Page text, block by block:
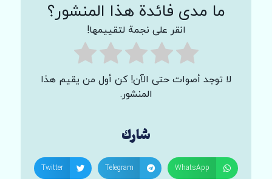
ما مدى فائدة هذا المنشور؟
انقر على نجمة لتقييمها!
لا توجد أصوات حتى الآن! كن أول من يقيم هذا
المنشور.
شارك
WhatsApp
Telegram
Twitter